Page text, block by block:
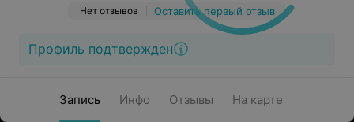
Нет отзывов Оставить первый отзыв
Профиль подтвержден
Запись Инфо Отзывы На карте